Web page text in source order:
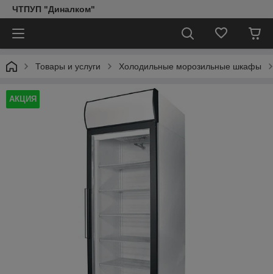
ЧТПУП "Диналком"
Товары и услуги Холодильные морозильные шкафы
АКЦИЯ